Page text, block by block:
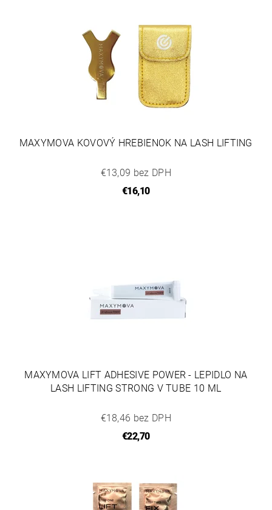
MAXYMOVA KOVOVÝ HREBIENOK NA LASH LIFTING
€13,09 bez DPH
€16,10
MAXYMOVA LIFT ADHESIVE POWER - LEPIDLO NA
LASH LIFTING STRONG V TUBE 10 ML
€18,46 bez DPH
€22,70